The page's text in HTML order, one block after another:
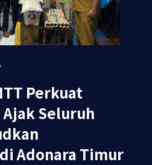
Perkuat
Seluruh
Adonara Timur